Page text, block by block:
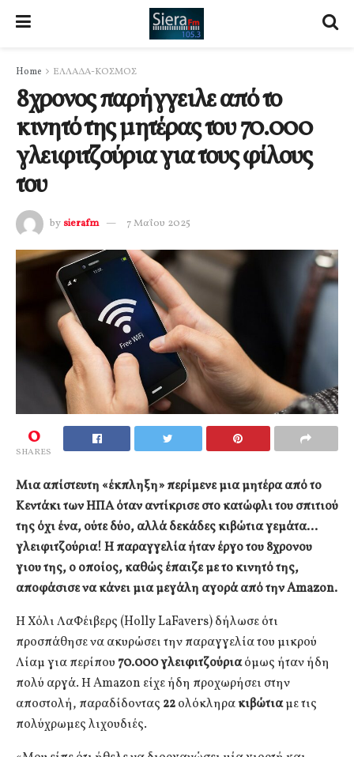
Home ΕΛΛΑΔΑ-ΚΟΣΜΟΣ
8χρονος παρήγγειλε από το
κινητό της μητέρας του 70.000
γλειφιτζούρια για τους φίλους
του
by sierafm 7 Μαΐου 2025
0
SHARES
Μια απίστευτη «έκπληξη» περίμενε μια μητέρα από το
Κεντάκι των ΗΠΑ όταν αντίκρισε στο κατώφλι του σπιτιού
της όχι ένα, ούτε δύο, αλλά δεκάδες κιβώτια γεμάτα…
γλειφιτζούρια! Η παραγγελία ήταν έργο του 8χρονου
γιου της, ο οποίος, καθώς έπαιζε με το κινητό της,
αποφάσισε να κάνει μια μεγάλη αγορά από την Amazon.
Η Χόλι ΛαΦέιβερς (Holly LaFavers) δήλωσε ότι
προσπάθησε να ακυρώσει την παραγγελία του μικρού
Λίαμ για περίπου 70.000 γλειφιτζούριαόμως ήταν ήδη
πολύ αργά. Η Amazon είχε ήδη προχωρήσει στην
αποστολή, παραδίδοντας 22ολόκληρακιβώτιαμε τις
πολύχρωμες λιχουδιές.